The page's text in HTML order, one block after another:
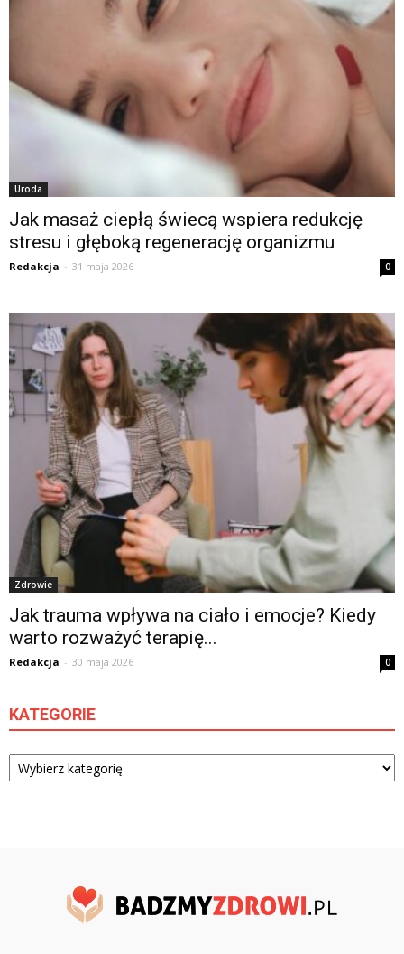
Uroda
Jak masaż ciepłą świecą wspiera redukcję
stresu i głęboką regenerację organizmu
Redakcja - 31 maja 2026 0
Zdrowie
Jak trauma wpływa na ciało i emocje? Kiedy
warto rozważyć terapię...
Redakcja - 30 maja 2026 0
KATEGORIE
Kategorie